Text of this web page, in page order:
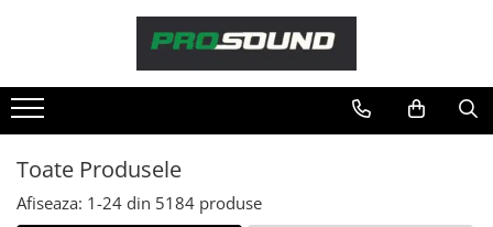
Sonorizare / PA
Procesoare si efecte
Shockmount
Toate Produsele
Afiseaza: 1-24 din 5184 produse